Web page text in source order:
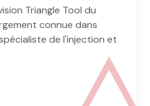
Triangle Tool du
connue dans
de l'injection et